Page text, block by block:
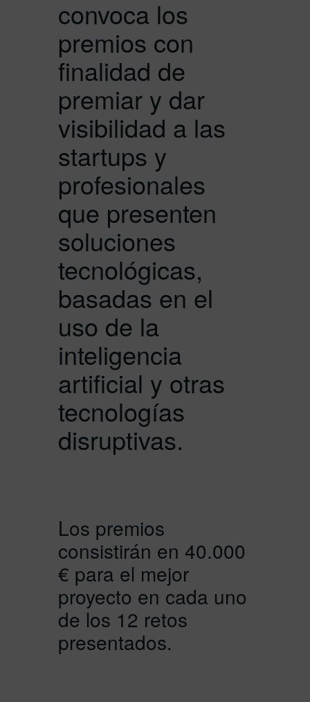
convoca los
premios con
finalidad de
premiar y dar
visibilidad a las
startups y
profesionales
que presenten
soluciones
tecnológicas,
basadas en el
uso de la
inteligencia
artificial y otras
tecnologías
disruptivas.
Los premios
consistirán en 40.000
€ para el mejor
proyecto en cada uno
de los 12 retos
presentados.